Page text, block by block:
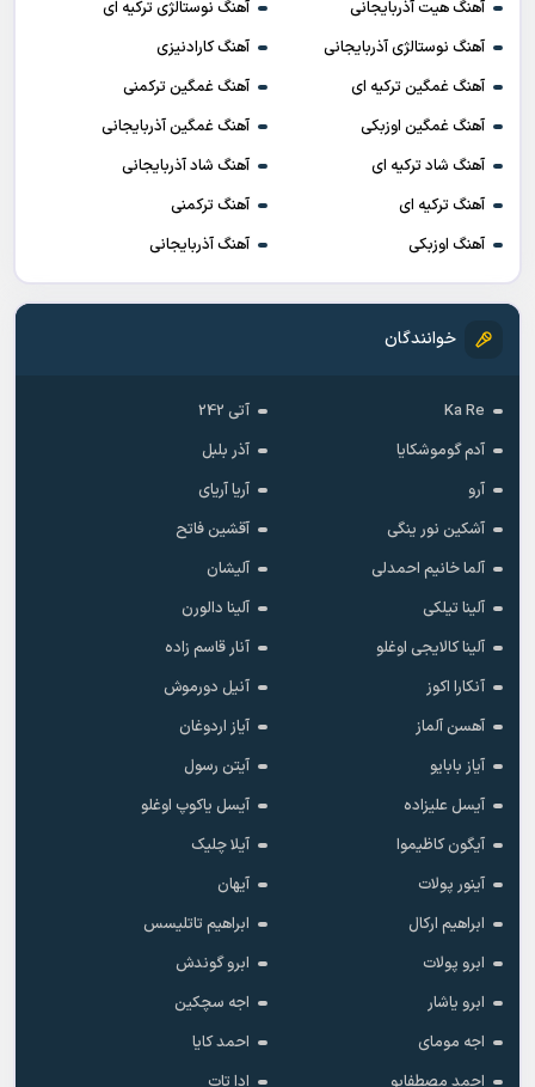
آهنگ هیت آذربایجانی
آهنگ نوستالژی ترکیه ای
آهنگ نوستالژی آذربایجانی
آهنگ کارادنیزی
آهنگ غمگین ترکیه ای
آهنگ غمگین ترکمنی
آهنگ غمگین اوزبکی
آهنگ غمگین آذربایجانی
آهنگ شاد ترکیه ای
آهنگ شاد آذربایجانی
آهنگ ترکیه ای
آهنگ ترکمنی
آهنگ اوزبکی
آهنگ آذربایجانی
خوانندگان
Ka Re
آتی 242
آدم گوموشکایا
آذر بلبل
آرو
آریا آریای
آشکین نور ینگی
آقشین فاتح
آلما خانیم احمدلی
آلیشان
آلینا تیلکی
آلینا دالورن
آلینا کالایجی اوغلو
آنار قاسم زاده
آنکارا اکوز
آنیل دورموش
آهسن آلماز
آیاز اردوغان
آیاز بابایو
آیتن رسول
آیسل علیزاده
آیسل یاکوپ اوغلو
آیگون کاظیموا
آیلا چلیک
آینور پولات
آیهان
ابراهیم ارکال
ابراهیم تاتلیسس
ابرو پولات
ابرو گوندش
ابرو یاشار
اجه سچکین
اجه مومای
احمد کایا
احمد مصطفایو
ادا تات